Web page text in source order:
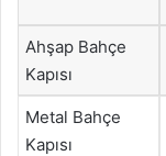
Ahşap Bahçe
Kapısı
Metal Bahçe
Kapısı